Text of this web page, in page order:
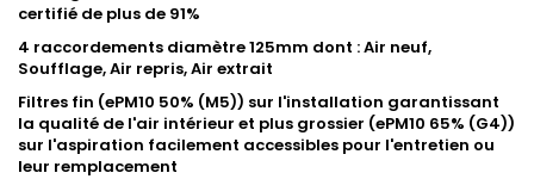
certifié de plus de 91%
4 raccordements diamètre 125mm dont : Air neuf,
Soufflage, Air repris, Air extrait
Filtres fin (ePM10 50% (M5)) sur l'installation garantissant
la qualité de l'air intérieur et plus grossier (ePM10 65% (G4))
sur l'aspiration facilement accessibles pour l'entretien ou
leur remplacement